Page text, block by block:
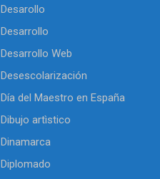
Desarollo
Desarrollo
Desarrollo Web
Desescolarización
Día del Maestro en España
Dibujo artìstico
Dinamarca
Diplomado